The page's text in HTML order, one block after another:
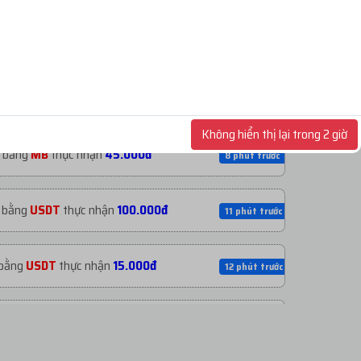
bằngMBthực nhận45.000đ 8 phút trước
bằng USDT thực nhận 100.000đ 11 phút trước
USDT thực nhận 15.000đ 12 phút trước
Không hiển thị lại trong 2 giờ